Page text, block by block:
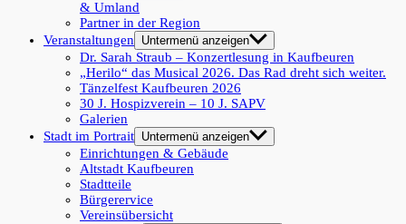
& Umland
Partner in der Region
Veranstaltungen
Untermenü anzeigen
Dr. Sarah Straub – Konzertlesung in Kaufbeuren
„Herilo“ das Musical 2026. Das Rad dreht sich weiter.
Tänzelfest Kaufbeuren 2026
30 J. Hospizverein – 10 J. SAPV
Galerien
Stadt im Portrait Untermenü anzeigen
Einrichtungen & Gebäude
Altstadt Kaufbeuren
Stadtteile
Bürgerervice
Vereinsübersicht